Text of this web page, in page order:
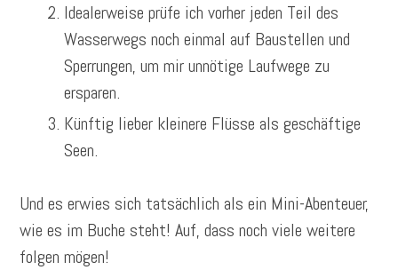
Idealerweise prüfe ich vorher jeden Teil des
Wasserwegs noch einmal auf Baustellen und
Sperrungen, um mir unnötige Laufwege zu
ersparen.
Künftig lieber kleinere Flüsse als geschäftige
Seen.
Und es erwies sich tatsächlich als ein Mini-Abenteuer,
wie es im Buche steht! Auf, dass noch viele weitere
folgen mögen!